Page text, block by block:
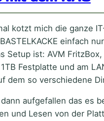
kotzt mich die ganze
einfach
Setup ist: AVM
Festplatte und am
dem so verschiedene
aufgefallen das es
und Lesen von der